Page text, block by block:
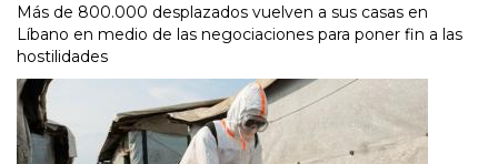
Más de 800.000 desplazados vuelven a sus casas en
Líbano en medio de las negociaciones para poner fin a las
hostilidades